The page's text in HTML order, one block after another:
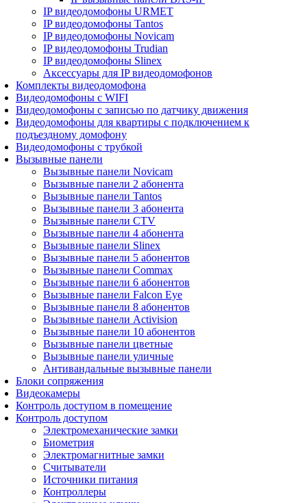
IP видеодомофоны URMET
IP видеодомофоны Tantos
IP видеодомофоны Novicam
IP видеодомофоны Trudian
IP видеодомофоны Slinex
Аксессуары для IP видеодомофонов
Комплекты видеодомофона
Видеодомофоны с WIFI
Видеодомофоны с записью по датчику движения
Видеодомофоны для квартиры с подключением к
подъездному домофону
Видеодомофоны с трубкой
Вызывные панели
Вызывные панели Novicam
Вызывные панели 2 абонента
Вызывные панели Tantos
Вызывные панели 3 абонента
Вызывные панели CTV
Вызывные панели 4 абонента
Вызывные панели Slinex
Вызывные панели 5 абонентов
Вызывные панели Commax
Вызывные панели 6 абонентов
Вызывные панели Falcon Eye
Вызывные панели 8 абонентов
Вызывные панели Activision
Вызывные панели 10 абонентов
Вызывные панели цветные
Вызывные панели уличные
Антивандальные вызывные панели
Блоки сопряжения
Видеокамеры
Контроль доступом в помещение
Контроль доступом
Электромеханические замки
Биометрия
Электромагнитные замки
Считыватели
Источники питания
Контроллеры